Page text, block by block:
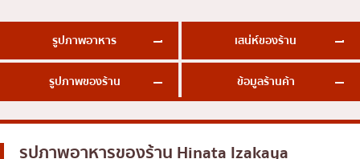
อาหารตะวันตกสไตล์ญี่ปุ่น
ปลาไหลย่าง
ข้าวปั้นญี่ปุ่น
ปู
รัชดา
พระโขนง
เพลินจิต
ชิดลม
รูปภาพอาหาร เสน่ห์ของร้าน
รูปภาพของร้าน ข้อมูลร้านค้า
รูปภาพอาหารของร้าน Hinata Izakaya